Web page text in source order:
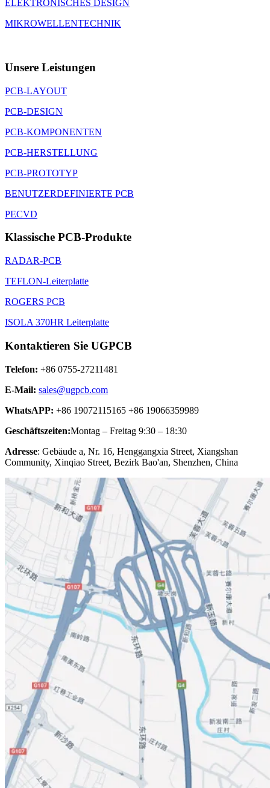
ELEKTRONISCHES DESIGN
MIKROWELLENTECHNIK
Unsere Leistungen
PCB-LAYOUT
PCB-DESIGN
PCB-KOMPONENTEN
PCB-HERSTELLUNG
PCB-PROTOTYP
BENUTZERDEFINIERTE PCB
PECVD
Klassische PCB-Produkte
RADAR-PCB
TEFLON-Leiterplatte
ROGERS PCB
ISOLA 370HR Leiterplatte
Kontaktieren Sie UGPCB
Telefon: +86 0755-27211481
E-Mail: sales@ugpcb.com
WhatsAPP: +86 19072115165 +86 19066359989
Geschäftszeiten:Montag – Freitag 9:30 – 18:30
Adresse: Gebäude a, Nr. 16, Henggangxia Street, Xiangshan
Community, Xinqiao Street, Bezirk Bao'an, Shenzhen, China